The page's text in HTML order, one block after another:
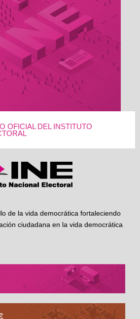
OFICIAL DEL INSTITUTO
de la vida democrática fortaleciendo
ciudadana en la vida democrática